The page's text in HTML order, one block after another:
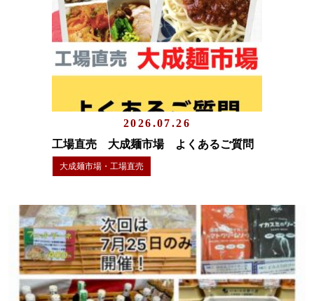
2026.07.26
工場直売 大成麺市場 よくあるご質問
大成麺市場・工場直売